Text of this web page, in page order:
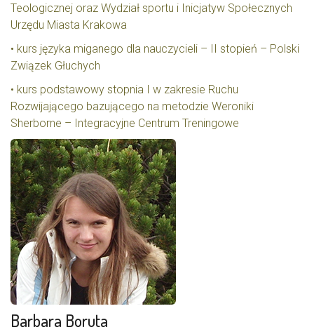
Teologicznej oraz Wydział sportu i Inicjatyw Społecznych
Urzędu Miasta Krakowa
• kurs języka miganego dla nauczycieli – II stopień – Polski
Związek Głuchych
• kurs podstawowy stopnia I w zakresie Ruchu
Rozwijającego bazującego na metodzie Weroniki
Sherborne – Integracyjne Centrum Treningowe
Barbara Boruta